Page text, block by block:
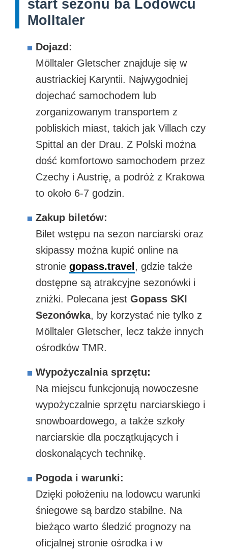
start sezonu ba Lodowcu
Molltaler
Dojazd:
Mölltaler Gletscher znajduje się w
austriackiej Karyntii. Najwygodniej
dojechać samochodem lub
zorganizowanym transportem z
pobliskich miast, takich jak Villach czy
Spittal an der Drau. Z Polski można
dość komfortowo samochodem przez
Czechy i Austrię, a podróż z Krakowa
to około 6-7 godzin.
Zakup biletów:
Bilet wstępu na sezon narciarski oraz
skipassy można kupić online na
stronie gopass.travel , gdzie także
dostępne są atrakcyjne sezonówki i
zniżki. Polecana jest Gopass SKI
Sezonówka, by korzystać nie tylko z
Mölltaler Gletscher, lecz także innych
ośrodków TMR.
Wypożyczalnia sprzętu:
Na miejscu funkcjonują nowoczesne
wypożyczalnie sprzętu narciarskiego i
snowboardowego, a także szkoły
narciarskie dla początkujących i
doskonalących technikę.
Pogoda i warunki:
Dzięki położeniu na lodowcu warunki
śniegowe są bardzo stabilne. Na
bieżąco warto śledzić prognozy na
oficjalnej stronie ośrodka i w